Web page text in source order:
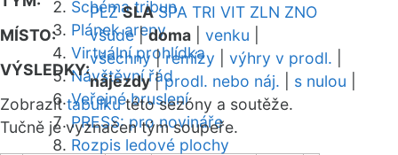
Schéma tribun
Plánek areny
Virtuální prohlídka
Návštěvní řád
Veřejné bruslení
PRESS: pro novináře
Rozpis ledové plochy
PLZ SLA SPA TRI VIT ZLN ZNO
MÍSTO:
všude|doma venku
VÝSLEDKY:
všechny|remízy výhry v prodl.
nájezdy|prodl. nebo náj. s nulou
Zobrazittabulkutéto sezóny a soutěže.
Tučně je vyznačen tým soupeře.